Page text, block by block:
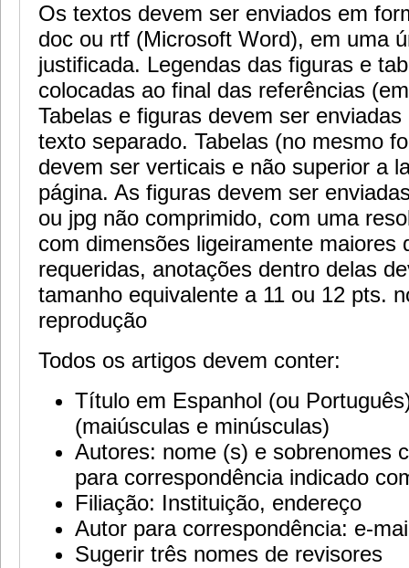
Os textos devem ser enviados em
doc ou rtf (Microsoft Word), em uma
justificada. Legendas das figuras e
colocadas ao final das referências
Tabelas e figuras devem ser
texto separado. Tabelas (no mesmo
devem ser verticais e não superior a
página. As figuras devem ser
ou jpg não comprimido, com uma
com dimensões ligeiramente maiores
requeridas, anotações dentro delas
tamanho equivalente a 11 ou 12 pts.
reprodução
Todos os artigos devem conter:
Título em Espanhol (ou
(maiúsculas e minúsculas)
Autores: nome (s) e sobrenomes
para correspondência indicado
Filiação: Instituição, endereço
Autor para correspondência: e-
Sugerir três nomes de revisores